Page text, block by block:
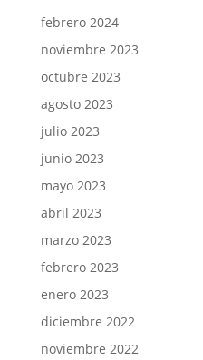
febrero 2024
noviembre 2023
octubre 2023
agosto 2023
julio 2023
junio 2023
mayo 2023
abril 2023
marzo 2023
febrero 2023
enero 2023
diciembre 2022
noviembre 2022